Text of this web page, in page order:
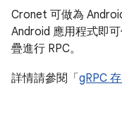
Cronet 可做為
Android 應用程式即
疊進行 RPC。
詳情請參閱「 gRPC